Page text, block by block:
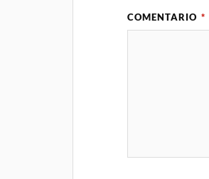
COMENTARIO *